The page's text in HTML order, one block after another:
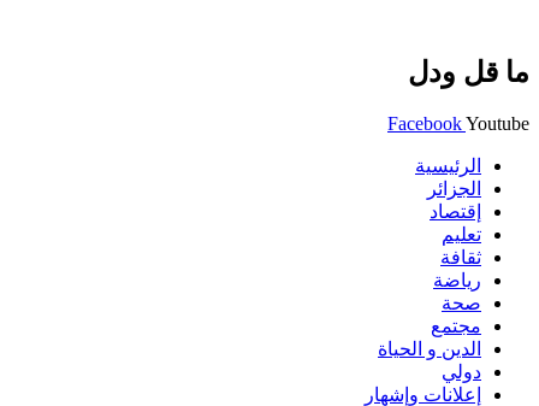
ما قل ودل
FacebookYoutube
الرئيسية
الجزائر
إقتصاد
تعليم
ثقافة
رياضة
صحة
مجتمع
الدين و الحياة
دولي
إعلانات وإشهار